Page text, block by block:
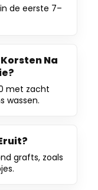
de eerste 7–
Na
met zacht
wassen.
grafts, zoals